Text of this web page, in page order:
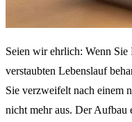
Seien wir ehrlich: Wenn
verstaubten Lebenslauf
Sie verzweifelt nach einem
nicht mehr aus. Der Aufbau